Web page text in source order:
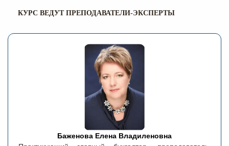
КУРС ВЕДУТ ПРЕПОДАВАТЕЛИ-ЭКСПЕРТЫ
Баженова Елена Владиленовна